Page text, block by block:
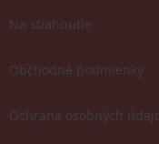
Na stiahnutie
Obchodné podmienky
Ochrana osobných